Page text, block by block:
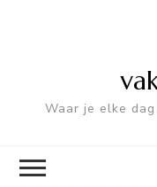
Waar je elke